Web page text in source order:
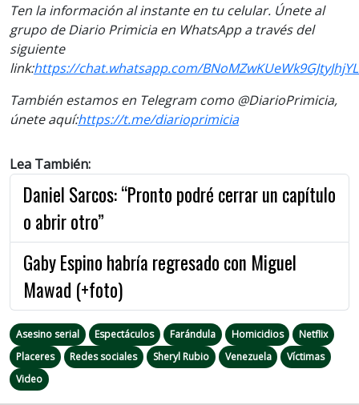
Ten la información al instante en tu celular. Únete al
grupo de Diario Primicia en WhatsApp a través del
siguiente
link:https://chat.whatsapp.com/
También estamos en Telegram como @DiarioPrimicia,
únete aquí:https://t.me/diarioprimicia
Lea También:
Daniel Sarcos: “Pronto podré cerrar un capítulo
o abrir otro”
Gaby Espino habría regresado con Miguel
Mawad (+foto)
Asesino serial Espectáculos Farándula Homicidios
Netflix
Placeres
Redes sociales Sheryl Rubio Venezuela
Víctimas
Video